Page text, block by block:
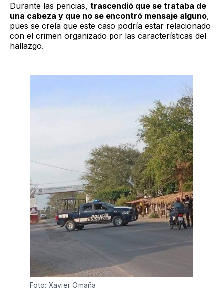
Durante las pericias, trascendió que se trataba de
una cabeza y que no se encontró mensaje alguno,
pues se creía que este caso podría estar relacionado
con el crimen organizado por las características del
hallazgo.
Foto: Xavier Omaña